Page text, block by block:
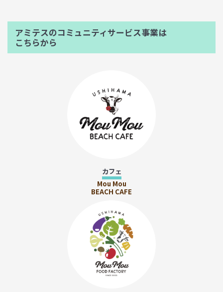
アミテスのコミュニティサービス事業は
こちらから
カフェ
Mou Mou
BEACH CAFE